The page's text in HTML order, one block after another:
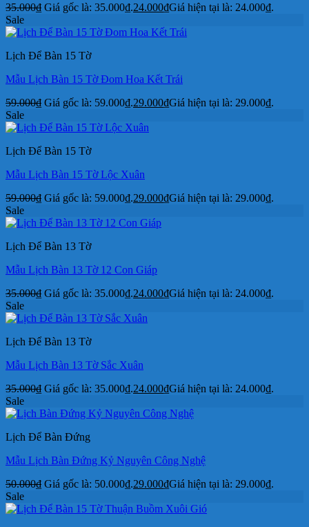
35.000₫ Giá gốc là: 35.000₫.24.000₫Giá hiện tại là: 24.000₫.
Sale
Lịch Để Bàn 15 Tờ
Mẫu Lịch Bàn 15 Tờ Đom Hoa Kết Trái
59.000₫ Giá gốc là: 59.000₫.29.000₫Giá hiện tại là: 29.000₫.
Sale
Lịch Để Bàn 15 Tờ
Mẫu Lịch Bàn 15 Tờ Lộc Xuân
59.000₫ Giá gốc là: 59.000₫.29.000₫Giá hiện tại là: 29.000₫.
Sale
Lịch Để Bàn 13 Tờ
Mẫu Lịch Bàn 13 Tờ 12 Con Giáp
35.000₫ Giá gốc là: 35.000₫.24.000₫Giá hiện tại là: 24.000₫.
Sale
Lịch Để Bàn 13 Tờ
Mẫu Lịch Bàn 13 Tờ Sắc Xuân
35.000₫ Giá gốc là: 35.000₫.24.000₫Giá hiện tại là: 24.000₫.
Sale
Lịch Để Bàn Đứng
Mẫu Lịch Bàn Đứng Kỷ Nguyên Công Nghệ
50.000₫ Giá gốc là: 50.000₫.29.000₫Giá hiện tại là: 29.000₫.
Sale